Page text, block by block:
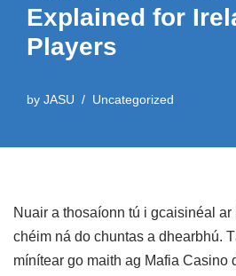
Explained for
Players
by JASU Uncategorized
Nuair a thosaíonn tú i gcaisinéal ar
chéim ná do chuntas a dhearbhú.
mínítear go maith ag Mafia Casino